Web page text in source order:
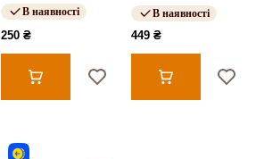
В наявності
250 ₴
В наявності
449 ₴